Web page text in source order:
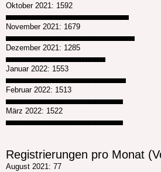
Oktober 2021: 1592
November 2021: 1679
Dezember 2021: 1285
Januar 2022: 1553
Februar 2022: 1513
März 2022: 1522
Registrierungen pro Monat
August 2021: 77